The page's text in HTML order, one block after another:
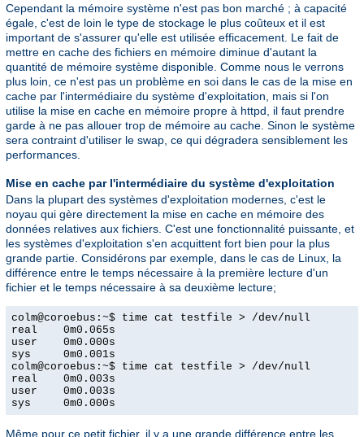
Cependant la mémoire système n'est pas bon marché ; à capacité
égale, c'est de loin le type de stockage le plus coûteux et il est
important de s'assurer qu'elle est utilisée efficacement. Le fait de
mettre en cache des fichiers en mémoire diminue d'autant la
quantité de mémoire système disponible. Comme nous le verrons
plus loin, ce n'est pas un problème en soi dans le cas de la mise en
cache par l'intermédiaire du système d'exploitation, mais si l'on
utilise la mise en cache en mémoire propre à httpd, il faut prendre
garde à ne pas allouer trop de mémoire au cache. Sinon le système
sera contraint d'utiliser le swap, ce qui dégradera sensiblement les
performances.
Mise en cache par l'intermédiaire du système d'exploitation
Dans la plupart des systèmes d'exploitation modernes, c'est le
noyau qui gère directement la mise en cache en mémoire des
données relatives aux fichiers. C'est une fonctionnalité puissante, et
les systèmes d'exploitation s'en acquittent fort bien pour la plus
grande partie. Considérons par exemple, dans le cas de Linux, la
différence entre le temps nécessaire à la première lecture d'un
fichier et le temps nécessaire à sa deuxième lecture;
colm@coroebus:~$ time cat testfile > /dev/null
real    0m0.065s
user    0m0.000s
sys     0m0.001s
colm@coroebus:~$ time cat testfile > /dev/null
real    0m0.003s
user    0m0.003s
sys     0m0.000s
Même pour ce petit fichier, il y a une grande différence entre les